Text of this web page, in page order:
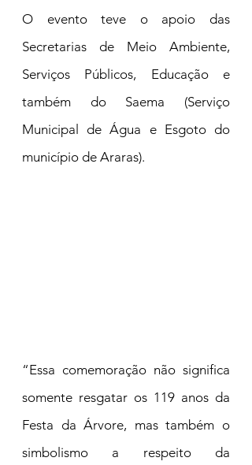
O evento teve o apoio das
Secretarias de Meio Ambiente,
Serviços Públicos, Educação e
também do Saema (Serviço
Municipal de Água e Esgoto do
município de Araras).
“Essa comemoração não significa
somente resgatar os 119 anos da
Festa da Árvore, mas também o
simbolismo a respeito da